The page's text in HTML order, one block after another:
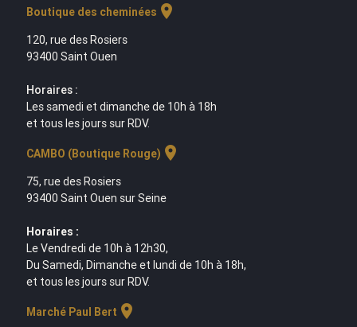
Boutique des cheminées location_on
120, rue des Rosiers
93400 Saint Ouen
Horaires :
Les samedi et dimanche de 10h à 18h
et tous les jours sur RDV.
CAMBO (Boutique Rouge) location_on
75, rue des Rosiers
93400 Saint Ouen sur Seine
Horaires :
Le Vendredi de 10h à 12h30,
Du Samedi, Dimanche et lundi de 10h à 18h,
et tous les jours sur RDV.
Marché Paul Bert location_on